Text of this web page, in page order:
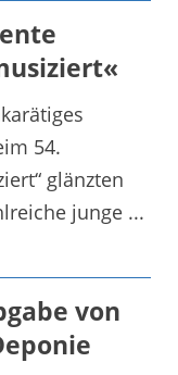
54.
glänzten
junge ...
von